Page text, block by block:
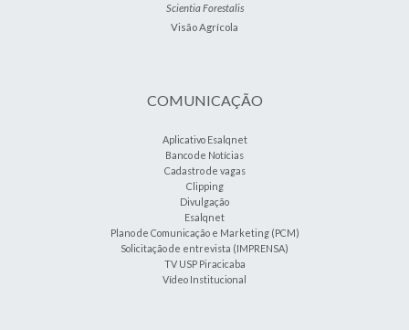
Scientia Forestalis
Visão Agrícola
COMUNICAÇÃO
Aplicativo Esalqnet
Banco de Notícias
Cadastro de vagas
Clipping
Divulgação
Esalqnet
Plano de Comunicação e Marketing (PCM)
Solicitação de entrevista (IMPRENSA)
TV USP Piracicaba
Vídeo Institucional